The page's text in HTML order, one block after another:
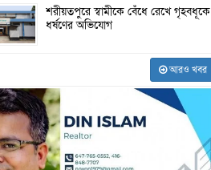
শরীয়তপুরে স্বামীকে বেঁধে রেখে গৃহবধূকে
ধর্ষণের অভিযোগ
আরও খবর